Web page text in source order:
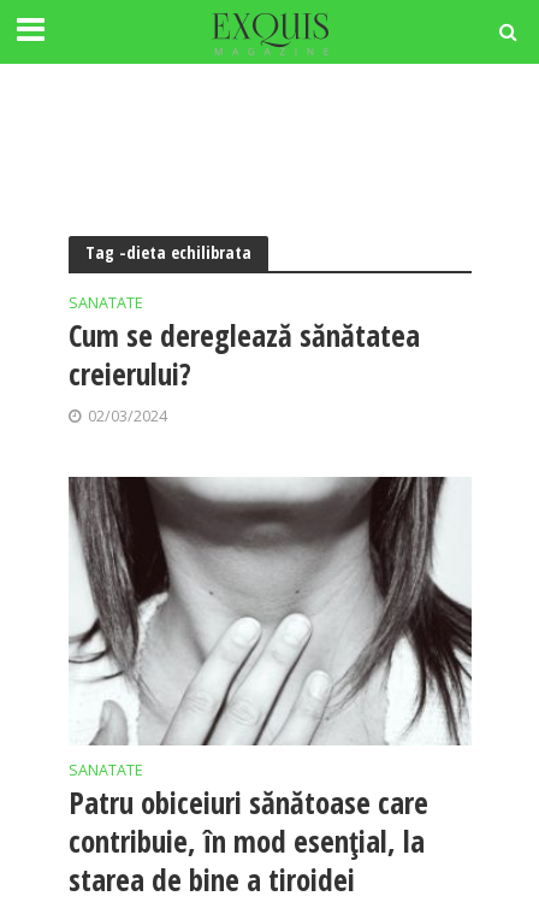
Tag -dieta echilibrata
SANATATE
Cum se dereglează sănătatea
creierului?
02/03/2024
SANATATE
Patru obiceiuri sănătoase care
contribuie, în mod esențial, la
starea de bine a tiroidei